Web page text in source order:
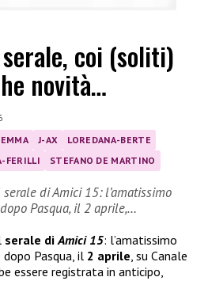
coi (soliti)
novità…
EMMA J-AX
LOREDANA-BERTE
FERILLI STEFANO DE MARTINO
di Amici 15: l’amatissimo
Pasqua, il 2 aprile,…
serale di Amici 15: l’amatissimo
Pasqua, il 2 aprile , su Canale
essere registrata in anticipo,